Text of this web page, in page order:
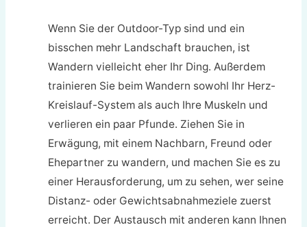
Wenn Sie der Outdoor-Typ sind und ein
bisschen mehr Landschaft brauchen, ist
Wandern vielleicht eher Ihr Ding. Außerdem
trainieren Sie beim Wandern sowohl Ihr Herz-
Kreislauf-System als auch Ihre Muskeln und
verlieren ein paar Pfunde. Ziehen Sie in
Erwägung, mit einem Nachbarn, Freund oder
Ehepartner zu wandern, und machen Sie es zu
einer Herausforderung, um zu sehen, wer seine
Distanz- oder Gewichtsabnahmeziele zuerst
erreicht. Der Austausch mit anderen kann Ihnen